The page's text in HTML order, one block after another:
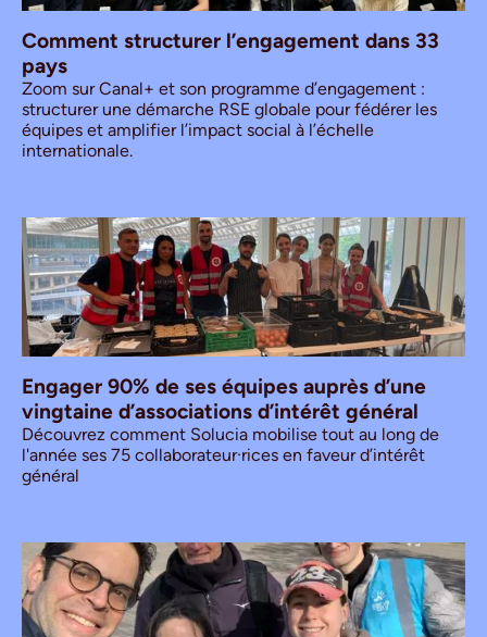
Comment structurer l’engagement dans 33
pays
Zoom sur Canal+ et son programme d’engagement :
structurer une démarche RSE globale pour fédérer les
équipes et amplifier l’impact social à l’échelle
internationale.
Engager 90% de ses équipes auprès d’une
vingtaine d’associations d’intérêt général
Découvrez comment Solucia mobilise tout au long de
l'année ses 75 collaborateur·rices en faveur d’intérêt
général